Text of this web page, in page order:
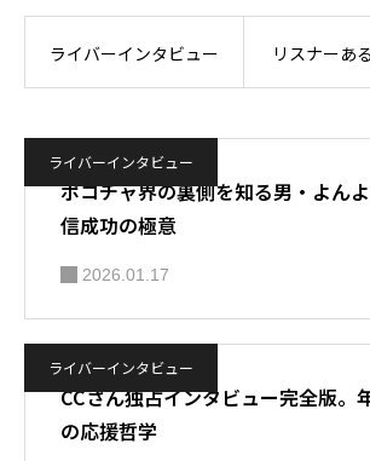
ライバーインタビュー リスナーあ
ライバーインタビュー
ポコチャ界の裏側を知る男・よん
信成功の極意
2026.01.17
ライバーインタビュー
CCさん独占インタビュー完全版。
の応援哲学